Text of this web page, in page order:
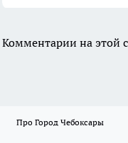
Комментарии на этой
Про Город Чебоксары